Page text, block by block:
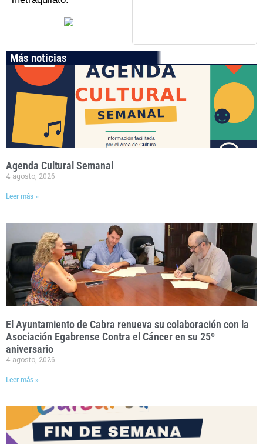
Más noticias
Agenda Cultural Semanal
4 agosto, 2026
Leer más »
El Ayuntamiento de Cabra renueva su colaboración con la
Asociación Egabrense Contra el Cáncer en su 25º
aniversario
4 agosto, 2026
Leer más »